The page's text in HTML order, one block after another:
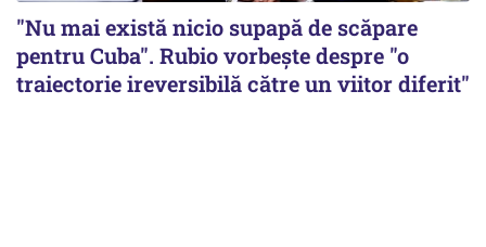
"Nu mai există nicio supapă de scăpare
pentru Cuba". Rubio vorbește despre "o
traiectorie ireversibilă către un viitor diferit"